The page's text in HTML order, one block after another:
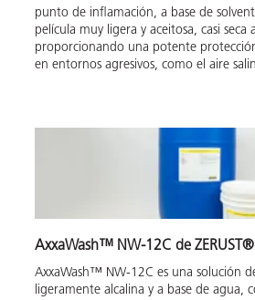
punto de inflamación, a base de
película muy ligera y aceitosa, casi seca
proporcionando una potente
en entornos agresivos, como el aire
AxxaWash™ NW-12C de ZERUST®
AxxaWash™ NW-12C es una solución
ligeramente alcalina y a base de agua,